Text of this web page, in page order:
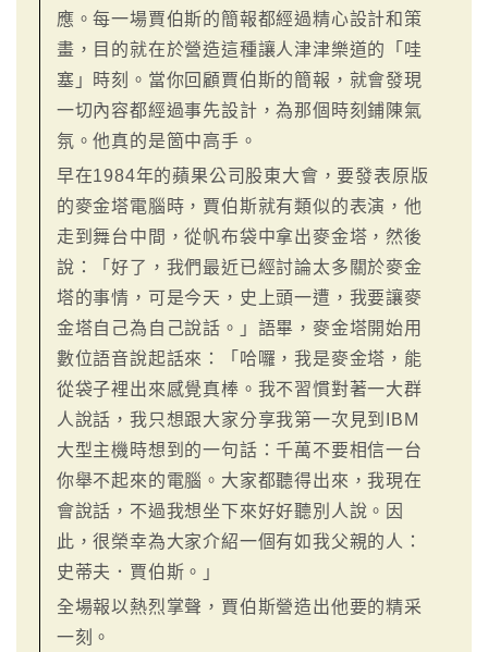
應。每一場賈伯斯的簡報都經過精心設計和策
畫，目的就在於營造這種讓人津津樂道的「哇
塞」時刻。當你回顧賈伯斯的簡報，就會發現
一切內容都經過事先設計，為那個時刻鋪陳氣
氛。他真的是箇中高手。
早在1984年的蘋果公司股東大會，要發表原版
的麥金塔電腦時，賈伯斯就有類似的表演，他
走到舞台中間，從帆布袋中拿出麥金塔，然後
說：「好了，我們最近已經討論太多關於麥金
塔的事情，可是今天，史上頭一遭，我要讓麥
金塔自己為自己說話。」語畢，麥金塔開始用
數位語音說起話來：「哈囉，我是麥金塔，能
從袋子裡出來感覺真棒。我不習慣對著一大群
人說話，我只想跟大家分享我第一次見到IBM
大型主機時想到的一句話：千萬不要相信一台
你舉不起來的電腦。大家都聽得出來，我現在
會說話，不過我想坐下來好好聽別人說。因
此，很榮幸為大家介紹一個有如我父親的人：
史蒂夫．賈伯斯。」
全場報以熱烈掌聲，賈伯斯營造出他要的精采
一刻。